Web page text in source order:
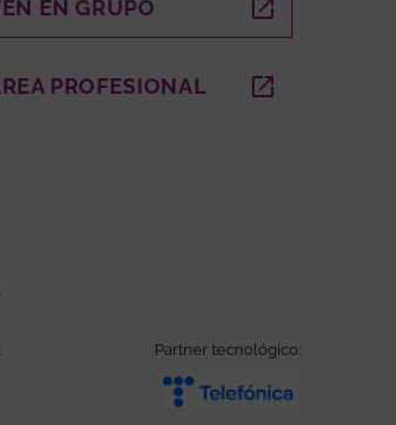
EN GRUPO ABRE EN NUEVA VENTANA
PROFESIONAL ABRE EN NUEVA
Partner tecnológico:
Abre en